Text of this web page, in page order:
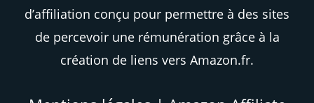
d’affiliation conçu pour permettre à des sites
de percevoir une rémunération grâce à la
création de liens vers Amazon.fr.